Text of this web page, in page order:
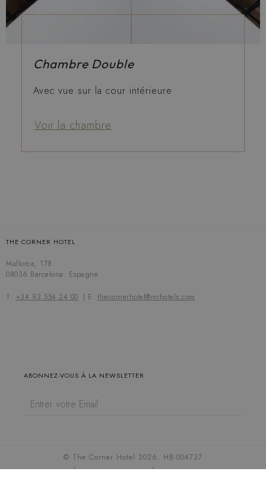
Chambre Double
Avec vue sur la cour intérieure
Voir la chambre
THE CORNER HOTEL
Mallorca, 178.
08036 Barcelona. Espagne
T: +34 93 554 24 00 E: thecornerhotel@nnhotels.com
ABONNEZ-VOUS À LA NEWSLETTER
© The Corner Hotel 2026. HB-004737
Cookie settings
Politique de cookies Politique de confidentialité